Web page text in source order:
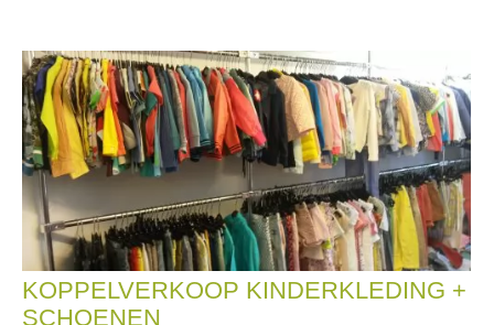
KOPPELVERKOOP KINDERKLEDING +
SCHOENEN